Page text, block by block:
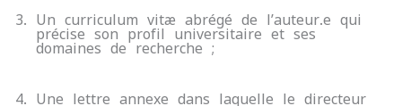
Un curriculum vitæ abrégé de l’auteur.e qui
précise son profil universitaire et ses
domaines de recherche ;
Une lettre annexe dans laquelle le directeur